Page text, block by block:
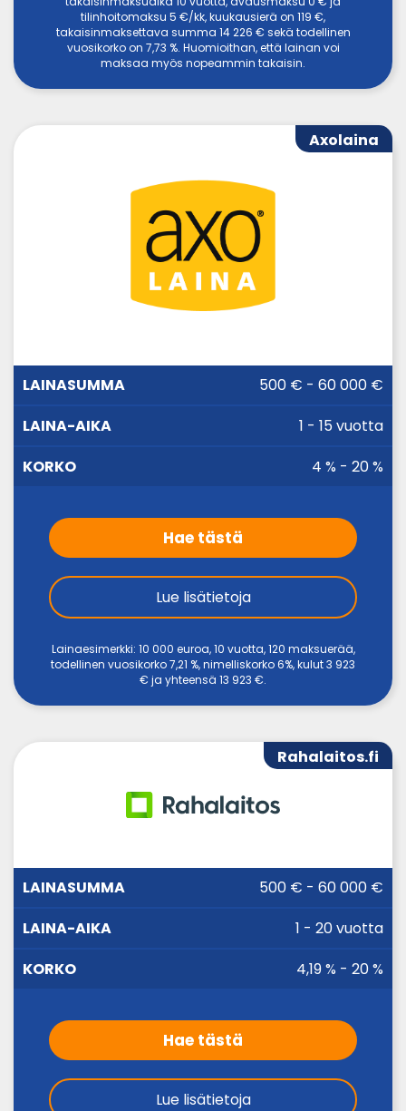
tilinhoitomaksu 5 €/kk, kuukausierä on 119 €,
takaisinmaksettava summa 14 226 € sekä todellinen
vuosikorko on 7,73 %. Huomioithan, että lainan voi
maksaa myös nopeammin takaisin.
Axolaina
LAINASUMMA KORKO500 € - 60 000 €
1 - 15 vuotta
4 % - 20 %
Hae tästä
Lue lisätietoja
Lainaesimerkki: 10 000 euroa, 10 vuotta, 120 maksuerää,
todellinen vuosikorko 7,21 %, nimelliskorko 6%, kulut 3 923
€ ja yhteensä 13 923 €.
Rahalaitos.fi
LAINASUMMA KORKO500 € - 60 000 €
1 - 20 vuotta
4,19 % - 20 %
Hae tästä
Lue lisätietoja